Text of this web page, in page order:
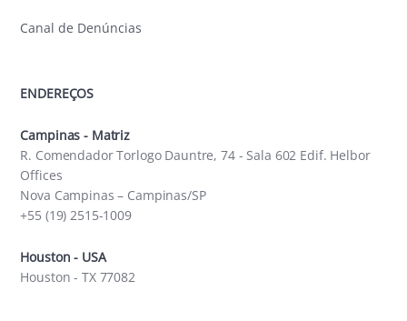
Canal de Denúncias
ENDEREÇOS
Campinas - Matriz
R. Comendador Torlogo Dauntre, 74 - Sala 602 Edif. Helbor
Offices
Nova Campinas – Campinas/SP
+55 (19) 2515-1009
Houston - USA
Houston - TX 77082